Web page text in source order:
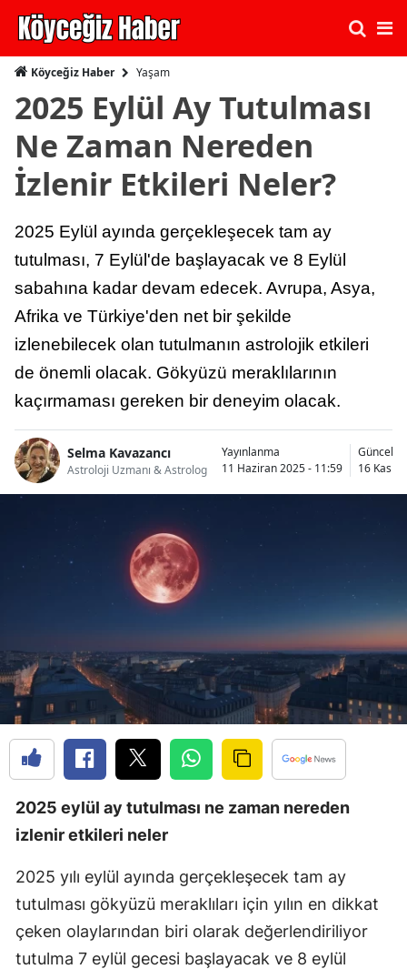
Köyceğiz Haber Yaşam
2025 Eylül Ay Tutulması
Ne Zaman Nereden
İzlenir Etkileri Neler?
2025 Eylül ayında gerçekleşecek tam ay
tutulması, 7 Eylül'de başlayacak ve 8 Eylül
sabahına kadar devam edecek. Avrupa, Asya,
Afrika ve Türkiye'den net bir şekilde
izlenebilecek olan tutulmanın astrolojik etkileri
de önemli olacak. Gökyüzü meraklılarının
kaçırmaması gereken bir deneyim olacak.
Selma Kavazancı
Astroloji Uzmanı & Astrolog
Yayınlanma
11 Haziran 2025 - 11:59
16
2025 eylül ay tutulması ne zaman nereden
izlenir etkileri neler
2025 yılı eylül ayında gerçekleşecek tam ay
tutulması gökyüzü meraklıları için yılın en dikkat
çeken olaylarından biri olarak değerlendiriliyor
tutulma 7 eylül gecesi başlayacak ve 8 eylül